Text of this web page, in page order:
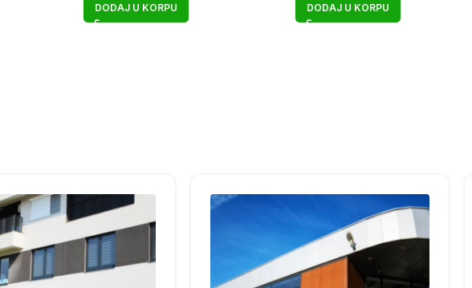
DODAJ U KORPU DODAJ U KORPU